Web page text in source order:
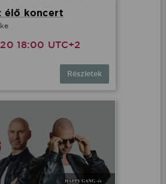
élő koncert
18:00 UTC+2
Részletek